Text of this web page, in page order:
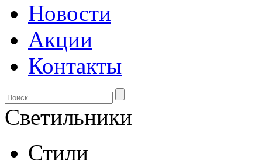
Новости
Акции
Контакты
Светильники
Стили